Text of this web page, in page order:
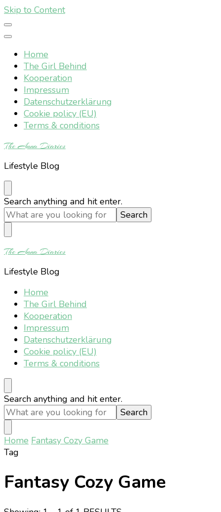
Skip to Content
Home
The Girl Behind
Kooperation
Impressum
Datenschutzerklärung
Cookie policy (EU)
Terms & conditions
The Anna Diaries
Lifestyle Blog
Looking
for
Something?
Search anything and hit enter.
The Anna Diaries
Lifestyle Blog
Home
The Girl Behind
Kooperation
Impressum
Datenschutzerklärung
Cookie policy (EU)
Terms & conditions
Looking
for
Something?
Search anything and hit enter.
Home Fantasy Cozy Game
Tag
Fantasy Cozy Game